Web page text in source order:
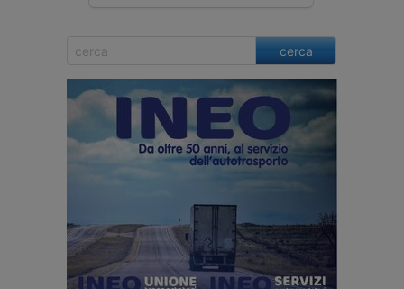
cerca